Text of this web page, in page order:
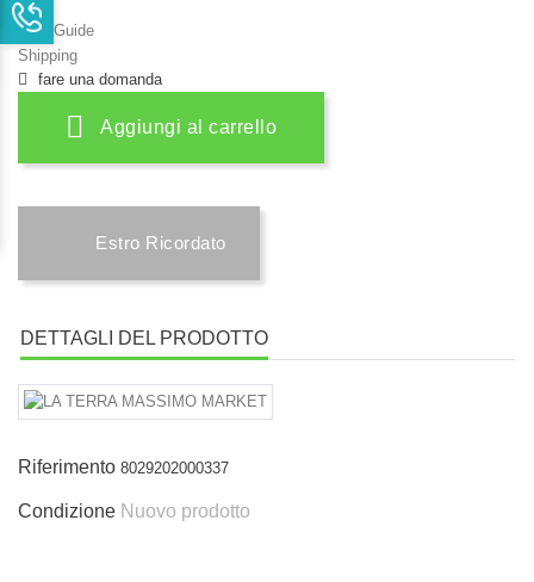
Size Guide
Shipping
fare una domanda
Aggiungi al carrello
Estro Ricordato
DETTAGLI DEL PRODOTTO
Riferimento 8029202000337
Condizione Nuovo prodotto